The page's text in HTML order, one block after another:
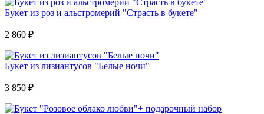
Букет из роз и альстромерий "Страсть в букете"
2 860 ₽
Букет из лизиантусов "Белые ночи"
3 850 ₽